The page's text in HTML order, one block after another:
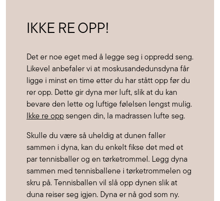
IKKE RE OPP!
Det er noe eget med å legge seg i oppredd seng.
Likevel anbefaler vi at moskusandedunsdyna får
ligge i minst en time etter du har stått opp før du
rer opp. Dette gir dyna mer luft, slik at du kan
bevare den lette og luftige følelsen lengst mulig.
Ikke re oppsengen din, la madrassen lufte seg.
Skulle du være så uheldig at dunen faller
sammen i dyna, kan du enkelt fikse det med et
par tennisballer og en tørketrommel. Legg dyna
sammen med tennisballene i tørketrommelen og
skru på. Tennisballen vil slå opp dynen slik at
duna reiser seg igjen. Dyna er nå god som ny.